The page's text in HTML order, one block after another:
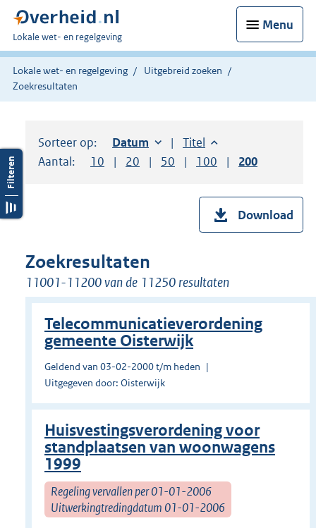
Menu
U
bent
hier:
Lokale wet- en regelgeving
Lokale wet- en regelgeving
Uitgebreid zoeken
Zoekresultaten
Sorteer op: Sorteer op:
Datum oplopendSorteer op:
Titel oplopend
Aantal:
Toon
10 resultaten per pagina
Toon
20 resultaten per pagina
Toon
50 resultaten per pagina
Toon
100 resultaten per
Toon
200
Download
Zoekresultaten
11001-11200 van de 11250 resultaten
Telecommunicatieverordening
gemeente Oisterwijk
Geldend van 03-02-2000 t/m heden
Uitgegeven door: Oisterwijk
Huisvestingsverordening voor
standplaatsen van woonwagens
1999
Regeling vervallen per 01-01-2006
Uitwerkingtredingdatum 01-01-2006